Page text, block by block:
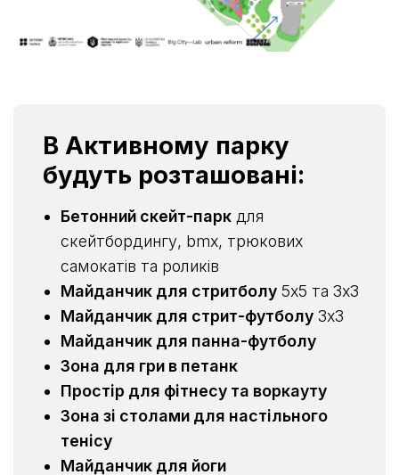
В Активному парку
будуть розташовані:
Бетонний скейт-паркдля
скейтбордингу, bmx, трюкових
самокатів та роликів
Майданчик для стритболу5х5 та 3х3
Майданчик для стрит-футболу3х3
Майданчик для панна-футболу
Зона для гри в петанк
Простір для фітнесу та воркауту
Зона зі столами для настільного
тенісу
Майданчик для йоги